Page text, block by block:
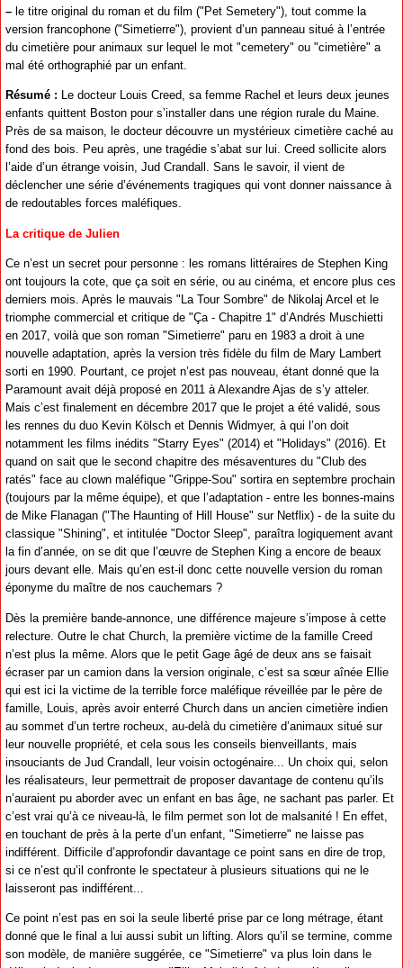
– le titre original du roman et du film ("Pet Semetery"), tout comme la
version francophone ("Simetierre"), provient d’un panneau situé à l’entrée
du cimetière pour animaux sur lequel le mot "cemetery" ou "cimetière" a
mal été orthographié par un enfant.
Résumé : Le docteur Louis Creed, sa femme Rachel et leurs deux jeunes
enfants quittent Boston pour s’installer dans une région rurale du Maine.
Près de sa maison, le docteur découvre un mystérieux cimetière caché au
fond des bois. Peu après, une tragédie s’abat sur lui. Creed sollicite alors
l’aide d’un étrange voisin, Jud Crandall. Sans le savoir, il vient de
déclencher une série d’événements tragiques qui vont donner naissance à
de redoutables forces maléfiques.
La critique de Julien
Ce n’est un secret pour personne : les romans littéraires de Stephen King
ont toujours la cote, que ça soit en série, ou au cinéma, et encore plus ces
derniers mois. Après le mauvais "La Tour Sombre" de Nikolaj Arcel et le
triomphe commercial et critique de "Ça - Chapitre 1" d’Andrés Muschietti
en 2017, voilà que son roman "Simetierre" paru en 1983 a droit à une
nouvelle adaptation, après la version très fidèle du film de Mary Lambert
sorti en 1990. Pourtant, ce projet n’est pas nouveau, étant donné que la
Paramount avait déjà proposé en 2011 à Alexandre Ajas de s’y atteler.
Mais c’est finalement en décembre 2017 que le projet a été validé, sous
les rennes du duo Kevin Kölsch et Dennis Widmyer, à qui l’on doit
notamment les films inédits "Starry Eyes" (2014) et "Holidays" (2016). Et
quand on sait que le second chapitre des mésaventures du "Club des
ratés" face au clown maléfique "Grippe-Sou" sortira en septembre prochain
(toujours par la même équipe), et que l’adaptation - entre les bonnes-mains
de Mike Flanagan ("The Haunting of Hill House" sur Netflix) - de la suite du
classique "Shining", et intitulée "Doctor Sleep", paraîtra logiquement avant
la fin d’année, on se dit que l’œuvre de Stephen King a encore de beaux
jours devant elle. Mais qu’en est-il donc cette nouvelle version du roman
éponyme du maître de nos cauchemars ?
Dès la première bande-annonce, une différence majeure s’impose à cette
relecture. Outre le chat Church, la première victime de la famille Creed
n’est plus la même. Alors que le petit Gage âgé de deux ans se faisait
écraser par un camion dans la version originale, c’est sa sœur aînée Ellie
qui est ici la victime de la terrible force maléfique réveillée par le père de
famille, Louis, après avoir enterré Church dans un ancien cimetière indien
au sommet d’un tertre rocheux, au-delà du cimetière d’animaux situé sur
leur nouvelle propriété, et cela sous les conseils bienveillants, mais
insouciants de Jud Crandall, leur voisin octogénaire... Un choix qui, selon
les réalisateurs, leur permettrait de proposer davantage de contenu qu’ils
n’auraient pu aborder avec un enfant en bas âge, ne sachant pas parler. Et
c’est vrai qu’à ce niveau-là, le film permet son lot de malsanité ! En effet,
en touchant de près à la perte d’un enfant, "Simetierre" ne laisse pas
indifférent. Difficile d’approfondir davantage ce point sans en dire de trop,
si ce n’est qu’il confronte le spectateur à plusieurs situations qui ne le
laisseront pas indifférent...
Ce point n’est pas en soi la seule liberté prise par ce long métrage, étant
donné que le final a lui aussi subit un lifting. Alors qu’il se termine, comme
son modèle, de manière suggérée, ce "Simetierre" va plus loin dans le